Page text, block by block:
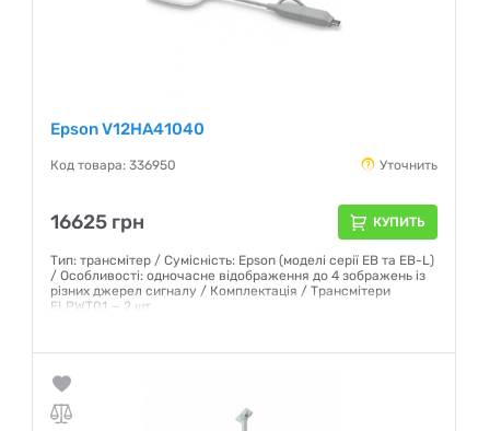
Epson V12HA41040
Код товара: 336950 Уточнить
16625 грн КУПИТЬ
Тип: трансмітер / Сумісність: Epson (моделі серії EB та EB-L)
/ Особливості: одночасне відображення до 4 зображень із
різних джерел сигналу / Комплектація / Трансмітери
ELPWT01 — 2 шт